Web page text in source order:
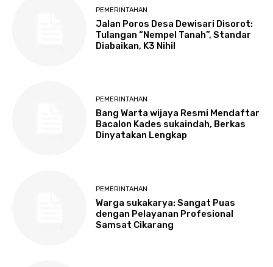
PEMERINTAHAN
Jalan Poros Desa Dewisari Disorot:
Tulangan “Nempel Tanah”, Standar
Diabaikan, K3 Nihil
PEMERINTAHAN
Bang Warta wijaya Resmi Mendaftar
Bacalon Kades sukaindah, Berkas
Dinyatakan Lengkap
PEMERINTAHAN
Warga sukakarya: Sangat Puas
dengan Pelayanan Profesional
Samsat Cikarang